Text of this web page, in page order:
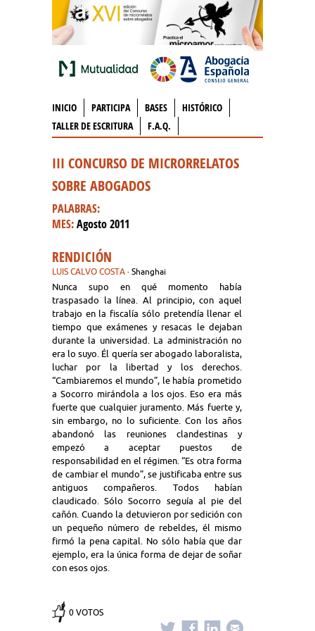
INICIO PARTICIPA BASES
HISTÓRICO
TALLER DE ESCRITURA
F.A.Q.
III CONCURSO DE MICRORRELATOS
SOBRE ABOGADOS
PALABRAS:
MES:Agosto 2011
RENDICIÓN
LUIS CALVO COSTA · Shanghai
Nunca supo en qué momento había
traspasado la línea. Al principio, con aquel
trabajo en la fiscalía sólo pretendía llenar el
tiempo que exámenes y resacas le dejaban
durante la universidad. La administración no
era lo suyo. Él quería ser abogado laboralista,
luchar por la libertad y los derechos.
“Cambiaremos el mundo”, le había prometido
a Socorro mirándola a los ojos. Eso era más
fuerte que cualquier juramento. Más fuerte y,
sin embargo, no lo suficiente. Con los años
abandonó las reuniones clandestinas y
empezó a aceptar puestos de
responsabilidad en el régimen. “Es otra forma
de cambiar el mundo”, se justificaba entre sus
antiguos compañeros. Todos habían
claudicado. Sólo Socorro seguía al pie del
cañón. Cuando la detuvieron por sedición con
un pequeño número de rebeldes, él mismo
firmó la pena capital. No sólo había que dar
ejemplo, era la única forma de dejar de soñar
con esos ojos.
0 VOTOS